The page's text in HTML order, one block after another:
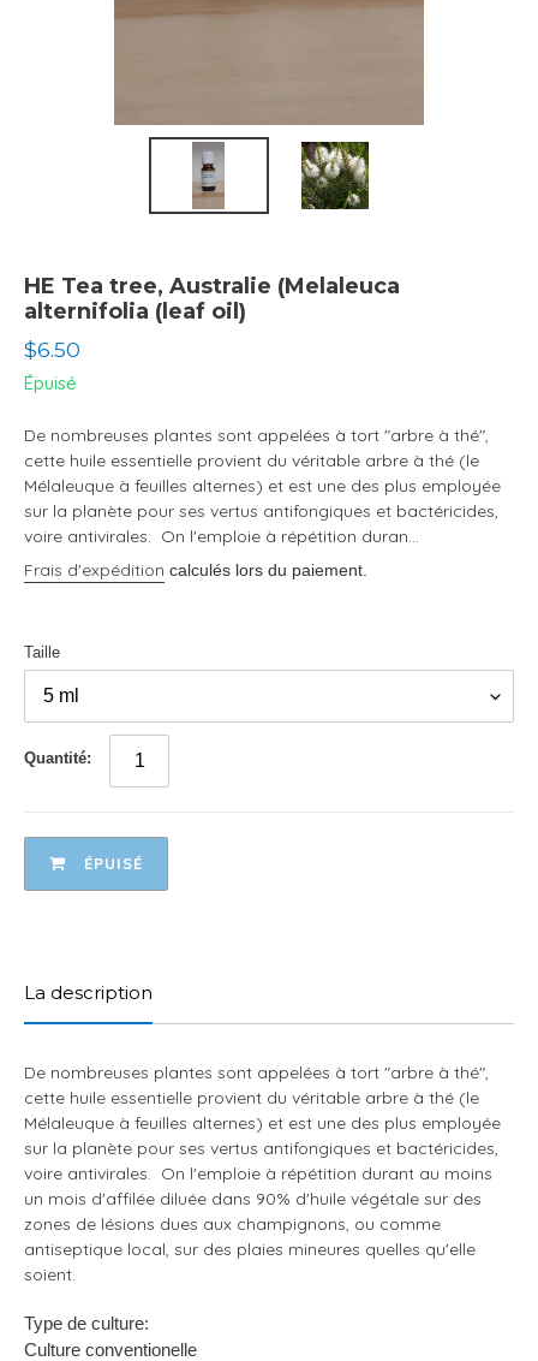
HE Tea tree, Australie (Melaleuca
alternifolia (leaf oil)
Prix
normal
$6.50
Épuisé
De nombreuses plantes sont appelées à tort "arbre à thé",
cette huile essentielle provient du véritable arbre à thé (le
Mélaleuque à feuilles alternes) et est une des plus employée
sur la planète pour ses vertus antifongiques et bactéricides,
voire antivirales. On l'emploie à répétition duran...
Frais d'expédition calculés lors du paiement.
Taille
Quantité:
ÉPUISÉ
à
votre
La description
De nombreuses plantes sont appelées à tort "arbre à thé",
cette huile essentielle provient du véritable arbre à thé (le
Mélaleuque à feuilles alternes) et est une des plus employée
sur la planète pour ses vertus antifongiques et bactéricides,
voire antivirales. On l'emploie à répétition durant au moins
un mois d'affilée diluée dans 90% d'huile végétale sur des
zones de lésions dues aux champignons, ou comme
antiseptique local, sur des plaies mineures quelles qu'elle
soient.
Type de culture:
Culture conventionelle